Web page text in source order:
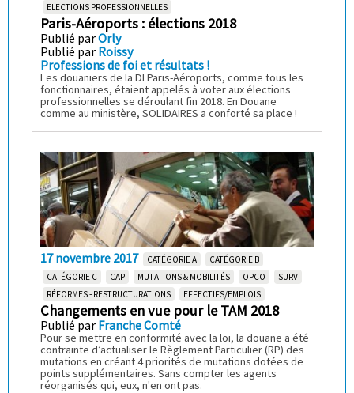
ELECTIONS PROFESSIONNELLES
Paris-Aéroports : élections 2018
Publié parOrly
Publié par Roissy
Professions de foi et résultats !
Les douaniers de la DI Paris-Aéroports, comme tous les
fonctionnaires, étaient appelés à voter aux élections
professionnelles se déroulant fin 2018. En Douane
comme au ministère, SOLIDAIRES a conforté sa place !
17 novembre 2017 CATÉGORIE A
CATÉGORIE B
CATÉGORIE C
CAP MUTATIONS & MOBILITÉS OPCO
SURV
RÉFORMES - RESTRUCTURATIONS
EFFECTIFS/EMPLOIS
Changements en vue pour le TAM 2018
Publié par Franche Comté
Pour se mettre en conformité avec la loi, la douane a été
contrainte d’actualiser le Règlement Particulier (RP) des
mutations en créant 4 priorités de mutations dotées de
points supplémentaires. Sans compter les agents
réorganisés qui, eux, n'en ont pas.